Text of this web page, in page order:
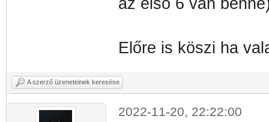
az első 6 van
Előre is köszi ha
A szerző üzeneteinek keresése
2022-11-20, 22:22:00